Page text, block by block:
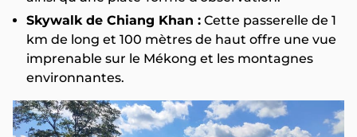
Skywalk de Chiang Khan : Cette passerelle de 1
km de long et 100 mètres de haut offre une vue
imprenable sur le Mékong et les montagnes
environnantes.